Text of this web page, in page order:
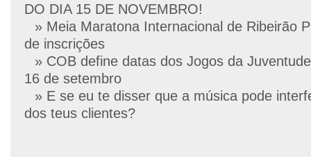
DO DIA 15 DE NOVEMBRO!
» Meia Maratona Internacional de Ribeirão
de inscrições
» COB define datas dos Jogos da
16 de setembro
» E se eu te disser que a música pode
dos teus clientes?